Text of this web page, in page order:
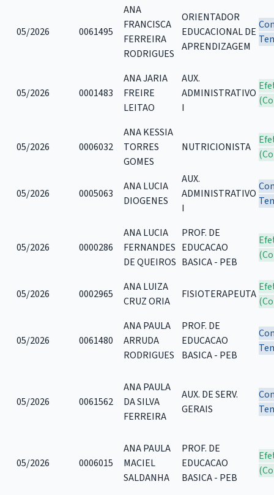
05/2026 0061495
ANA
FRANCISCA
FERREIRA
RODRIGUES
ORIENTADOR
EDUCACIONAL DE
APRENDIZAGEM
05/2026 0001483
ANA JARIA
FREIRE
LEITAO
AUX.
ADMINISTRATIVO
I
05/2026 0006032
ANA KESSIA
TORRES
GOMES
NUTRICIONISTA
05/2026 0005063
ANA LUCIA
DIOGENES
AUX.
ADMINISTRATIVO
I
05/2026 0000286
ANA LUCIA
FERNANDES
DE QUEIROS
PROF. DE
EDUCACAO
BASICA - PEB
05/2026 0002965
ANA LUIZA
CRUZ ORIA
FISIOTERAPEUTA
05/2026 0061480
ANA PAULA
ARRUDA
RODRIGUES
PROF. DE
EDUCACAO
BASICA - PEB
05/2026 0061562
ANA PAULA
DA SILVA
FERREIRA
AUX. DE SERV.
GERAIS
05/2026 0006015
ANA PAULA
MACIEL
SALDANHA
PROF. DE
EDUCACAO
BASICA - PEB